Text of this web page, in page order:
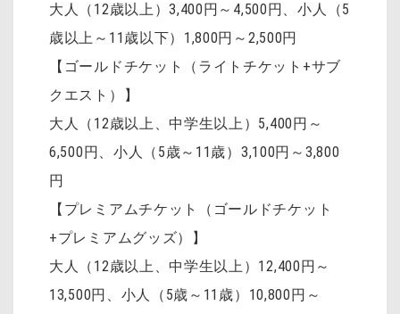
大人（12歳以上）3,400円～4,500円 、小人（5
歳以上～11歳以下）1,800円～2,500円
【ゴールドチケット（ライトチケット+サブ
クエスト）】
大人（12歳以上、中学生以上）5,400円～
6,500円、小人（5歳～11歳）3,100円～3,800
円
【プレミアムチケット（ゴールドチケット
+プレミアムグッズ）】
大人（12歳以上、中学生以上）12,400円～
13,500円、小人（5歳～11歳）10,800円～